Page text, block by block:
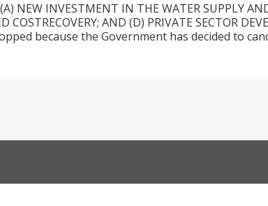
NEW INVESTMENT IN THE WATER SUPPLY
AND (D) PRIVATE SECTOR
because the Government has decided to